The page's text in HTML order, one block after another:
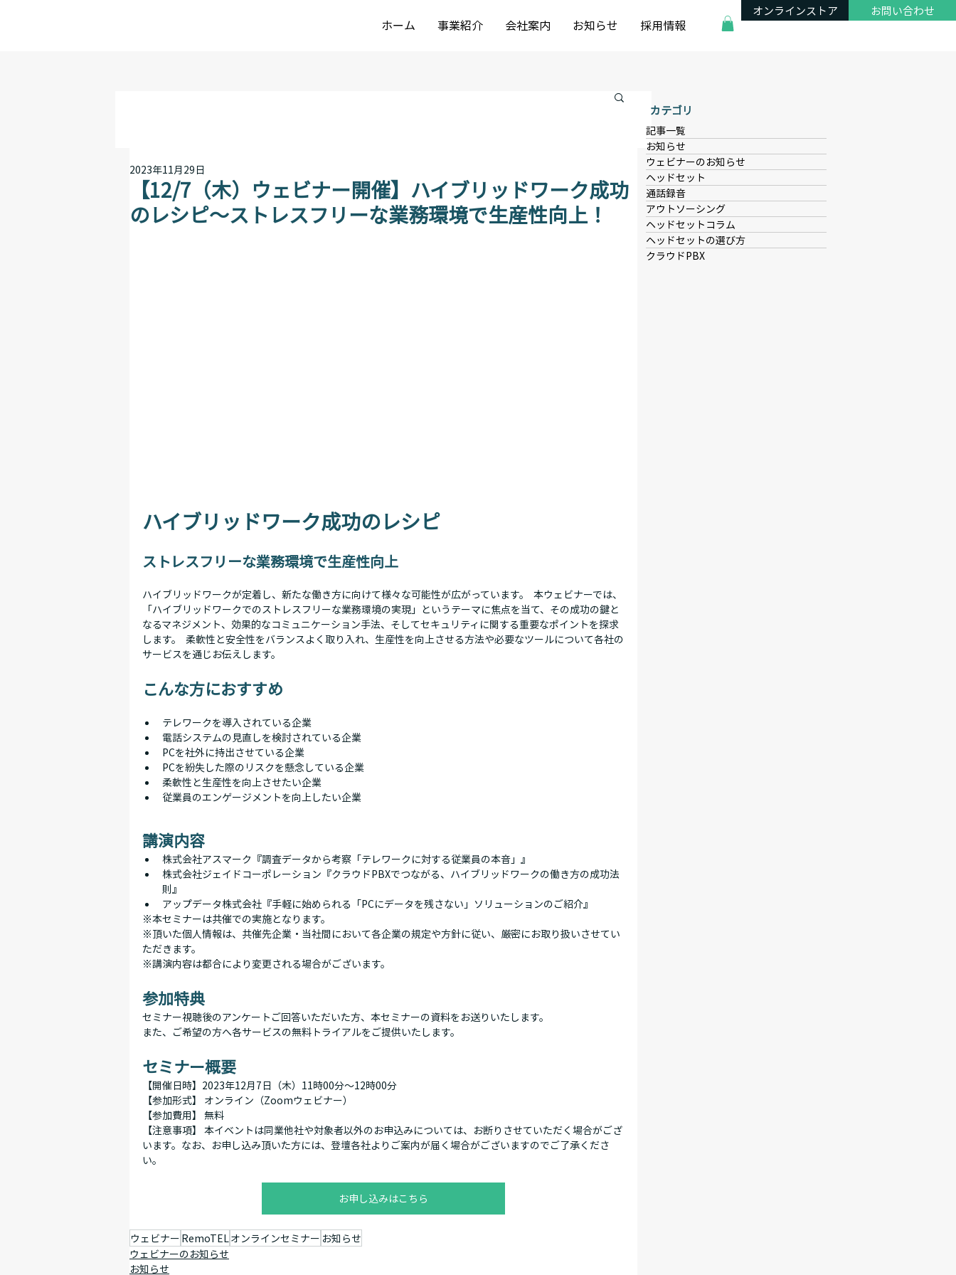
ホーム 事業紹介 会社案内 お知らせ 採用情報
オンラインストア お問い合わせ
【12/7（木）ウェビナー開催】ハイブリッドワーク成功
のレシピ～ストレスフリーな業務環境で生産性向上！
2023年11月29日
ハイブリッドワーク成功のレシピ
ストレスフリーな業務環境で生産性向上
ハイブリッドワークが定着し、新たな働き方に向けて様々な可能性が広がっています。  本ウェビナーでは、
「ハイブリッドワークでのストレスフリーな業務環境の実現」というテーマに焦点を当て、その成功の鍵と
なるマネジメント、効果的なコミュニケーション手法、そしてセキュリティに関する重要なポイントを探求
します。  柔軟性と安全性をバランスよく取り入れ、生産性を向上させる方法や必要なツールについて各社の
サービスを通じお伝えします。
こんな方におすすめ
テレワークを導入されている企業
電話システムの見直しを検討されている企業
PCを社外に持出させている企業
PCを紛失した際のリスクを懸念している企業
柔軟性と生産性を向上させたい企業
従業員のエンゲージメントを向上したい企業
講演内容
株式会社アスマーク『調査データから考察「テレワークに対する従業員の本音」』
株式会社ジェイドコーポレーション『クラウドPBXでつながる、ハイブリッドワークの働き方の成功法
則』
アップデータ株式会社『手軽に始められる「PCにデータを残さない」ソリューションのご紹介』
※本セミナーは共催での実施となります。
※頂いた個人情報は、共催先企業・当社間において各企業の規定や方針に従い、厳密にお取り扱いさせてい
ただきます。
※講演内容は都合により変更される場合がございます。
参加特典
セミナー視聴後のアンケートご回答いただいた方、本セミナーの資料をお送りいたします。
また、ご希望の方へ各サービスの無料トライアルをご提供いたします。
セミナー概要
【開催日時】2023年12月7日（木）11時00分〜12時00分
【参加形式】 オンライン（Zoomウェビナー）
【参加費用】 無料
【注意事項】 本イベントは同業他社や対象者以外のお申込みについては、お断りさせていただく場合がござ
います。なお、お申し込み頂いた方には、登壇各社よりご案内が届く場合がございますのでご了承くださ
い。
お申し込みはこちら
ウェビナー RemoTELオンラインセミナー お知らせ
ウェビナーのお知らせ
お知らせ
カテゴリ
記事一覧
お知らせ
ウェビナーのお知らせ
ヘッドセット
通話録音
アウトソーシング
ヘッドセットコラム
ヘッドセットの選び方
クラウドPBX